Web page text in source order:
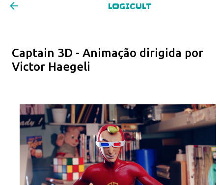
LOGICULT
Captain 3D - Animação dirigida por
Victor Haegeli